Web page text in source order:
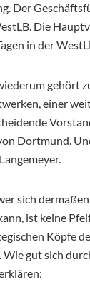
Der
Die
in der
gehört
einer
Dortmund.
sich
ist keine
Köpfe
gut sich